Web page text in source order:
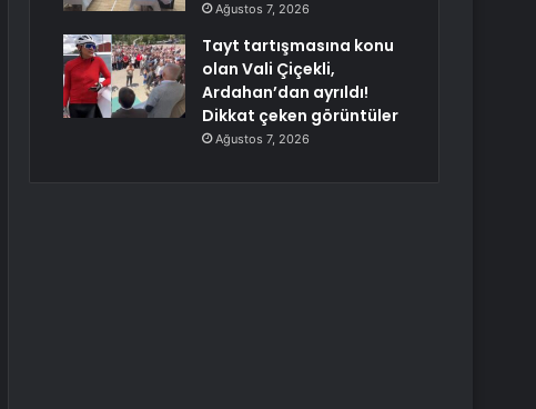
Ağustos 7, 2026
Tayt tartışmasına konu
olan Vali Çiçekli,
Ardahan’dan ayrıldı!
Dikkat çeken görüntüler
Ağustos 7, 2026